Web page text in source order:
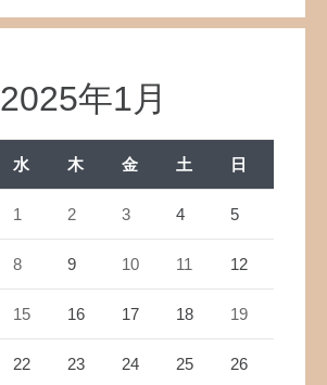
2025年1月
水 木 金 土 日
1 2 3 4 5
8 9 10 11 12
15 16 17 18 19
22 23 24 25 26